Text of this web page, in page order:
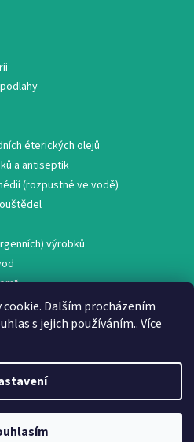
Dalším procházením
s jejich používáním.. Více
éterických olejů
a antiseptik
(rozpustné ve vodě)
výrobků
Shoptet
. Všechna práva vyhrazena.